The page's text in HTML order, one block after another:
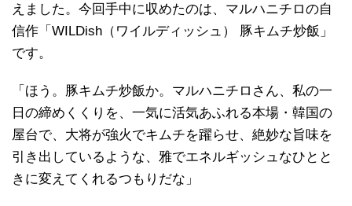
えました。今回手中に収めたのは、マルハニチロの自
信作「WILDish（ワイルディッシュ） 豚キムチ炒飯」
です。
「ほう。豚キムチ炒飯か。マルハニチロさん、私の一
日の締めくくりを、一気に活気あふれる本場・韓国の
屋台で、大将が強火でキムチを躍らせ、絶妙な旨味を
引き出しているような、雅でエネルギッシュなひとと
きに変えてくれるつもりだな」